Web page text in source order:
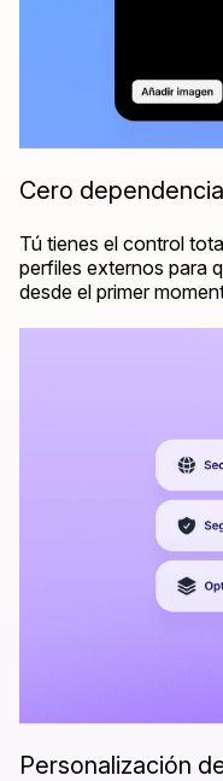
Cero
Tú tienes el control
perfiles externos para
desde el primer
Personalización